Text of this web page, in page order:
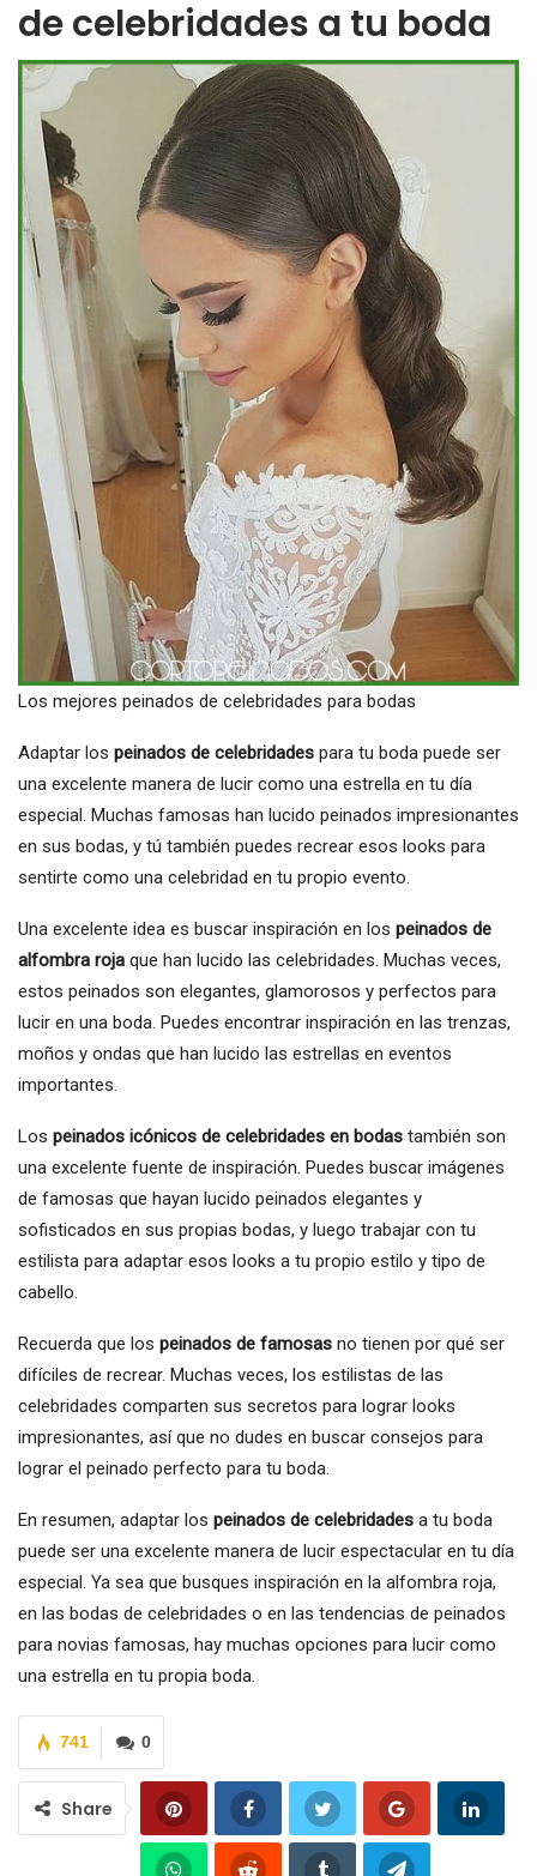
de celebridades a tu boda
Los mejores peinados de celebridades para bodas
Adaptar los peinados de celebridades para tu boda puede ser
una excelente manera de lucir como una estrella en tu día
especial. Muchas famosas han lucido peinados impresionantes
en sus bodas, y tú también puedes recrear esos looks para
sentirte como una celebridad en tu propio evento.
Una excelente idea es buscar inspiración en los peinados de
alfombra roja que han lucido las celebridades. Muchas veces,
estos peinados son elegantes, glamorosos y perfectos para
lucir en una boda. Puedes encontrar inspiración en las trenzas,
moños y ondas que han lucido las estrellas en eventos
importantes.
Los peinados icónicos de celebridades en bodas también son
una excelente fuente de inspiración. Puedes buscar imágenes
de famosas que hayan lucido peinados elegantes y
sofisticados en sus propias bodas, y luego trabajar con tu
estilista para adaptar esos looks a tu propio estilo y tipo de
cabello.
Recuerda que los peinados de famosas no tienen por qué ser
difíciles de recrear. Muchas veces, los estilistas de las
celebridades comparten sus secretos para lograr looks
impresionantes, así que no dudes en buscar consejos para
lograr el peinado perfecto para tu boda.
En resumen, adaptar los peinados de celebridades a tu boda
puede ser una excelente manera de lucir espectacular en tu día
especial. Ya sea que busques inspiración en la alfombra roja,
en las bodas de celebridades o en las tendencias de peinados
para novias famosas, hay muchas opciones para lucir como
una estrella en tu propia boda.
0
741
Share